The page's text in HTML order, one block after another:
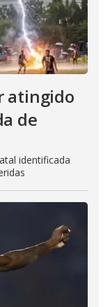
atingido
de
identificada